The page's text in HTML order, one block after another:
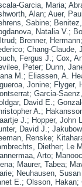
Garcia, Maria;
Alan; Auer,
Sabine;
Natalia V.;
; Brenner, Hermann;
; Chang-Claude,
Fergus J.; Cox,
Peter; Dunn,
M.; Eliassen, A.
Jonine; Flyger,
; Garcia-
David E.;
A.;
J.; Hopper, John
David J.;
Renske;
Diether; Le
Arto;
; Maurer, Tabea;
; Neuhausen,
E.; Olsson, Hakan;